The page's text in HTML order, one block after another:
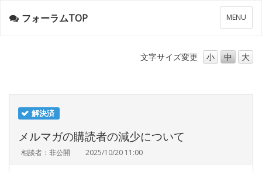
メ
ニ
ー
MENU
フォーラムTOP
文字サイズ変更 小 中 大
解決済
メルマガの購読者の減少について
相談者：非公開 2025/10/20 11:00